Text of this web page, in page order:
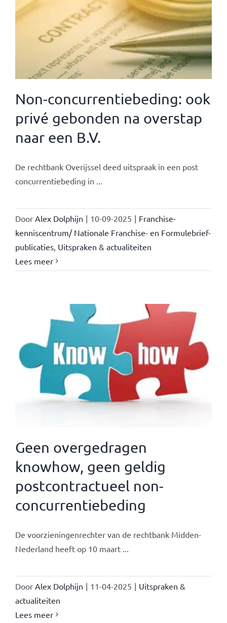
Non-concurrentiebeding: ook
privé gebonden na overstap
naar een B.V.
De rechtbank Overijssel deed uitspraak in een post
concurrentiebeding in ...
Door Alex Dolphijn | 10-09-2025 | Franchise-
kenniscentrum/ Nationale Franchise- en Formulebrief-
publicaties Uitspraken & actualiteiten
Lees meer
Geen overgedragen
knowhow, geen geldig
postcontractueel non-
concurrentiebeding
De voorzieningenrechter van de rechtbank Midden-
Nederland heeft op 10 maart ...
Door Alex Dolphijn | 11-04-2025 | Uitspraken &
actualiteiten
Lees meer